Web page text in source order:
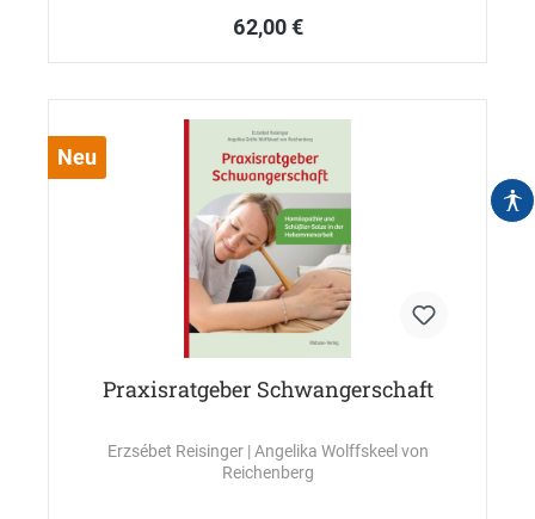
62,00 €
Neu
Praxisratgeber Schwangerschaft
Erzsébet Reisinger | Angelika Wolffskeel von
Reichenberg